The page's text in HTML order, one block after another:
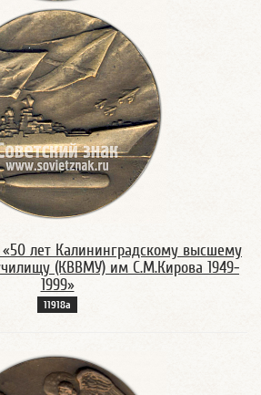
лет Калининградскому высшему
(КВВМУ) им С.М.Кирова 1949-
1999»
11918а